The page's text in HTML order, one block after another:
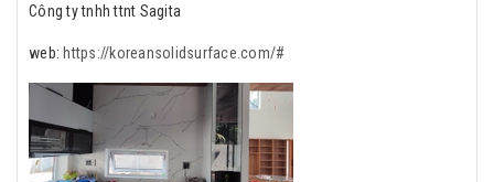
Công ty tnhh ttnt Sagita
web: https://koreansolidsurface.com/#